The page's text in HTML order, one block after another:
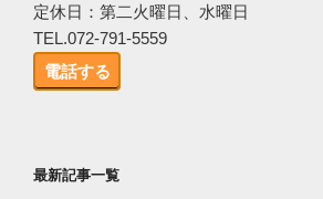
定休日：第二火曜日、水曜日
TEL.072-791-5559
電話する
最新記事一覧